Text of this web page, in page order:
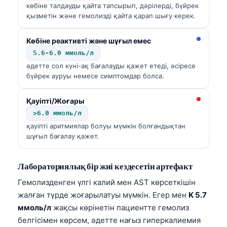
көбіне талдауды қайта тапсырып, дәрілерді, бүйрек
қызметін және гемолизді қайта қарап шығу керек.
Көбіне реактивті және шұғыл емес
5.6-6.0 ммоль/л
әдетте сол күні-ақ бағалауды қажет етеді, әсіресе
бүйрек ауруы немесе симптомдар болса.
Қауіпті/Жоғары
>6.0 ммоль/л
қауіпті аритмиялар болуы мүмкін болғандықтан
шұғыл бағалау қажет.
Лабораториялық бір жиі кездесетін артефакт
Гемолизденген үлгі калий мен AST көрсеткішін
жалған түрде жоғарылатуы мүмкін. Егер мен K 5.7
ммоль/л жақсы көрінетін пациентте гемолиз
белгісімен көрсем, әдетте нағыз гиперкалиемия
සිංහල
অসমীয়া
Galego
Latviešu valoda
Euskara
Gàidhlig
Occitan
العربية المغربية
Afrikaans
Монгол
ພາສາລາວ
Basa Jawa
Cebuano